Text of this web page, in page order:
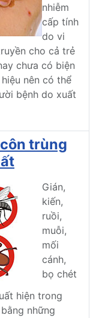
nhiễm
cấp tính
do vi
cho cả trẻ
chưa có biện
nên có thể
bệnh do xuất
trùng
Gián,
kiến,
ruồi,
muỗi,
mối
cánh,
bọ chét
hiện trong
những